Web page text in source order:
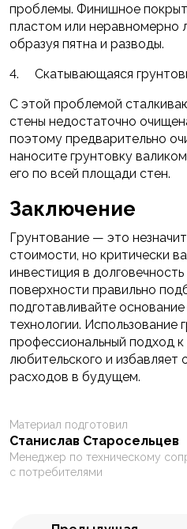
проблемы. Финишное
пластом или неравномерно
образуя пятна и разводы.
4. Скатывающаяся
С этой проблемой
стены недостаточно
поэтому предварительно
наносите грунтовку
его по всей площади стен.
Заключение
Грунтование — это
стоимости, но критически
инвестиция в
поверхности правильно
подготавливайте
технологии. Использование
профессиональный подход
любительского и
расходов в будущем.
Материал подготовил
Станислав Старосельцев
Менеджер по техническому
с потребителями